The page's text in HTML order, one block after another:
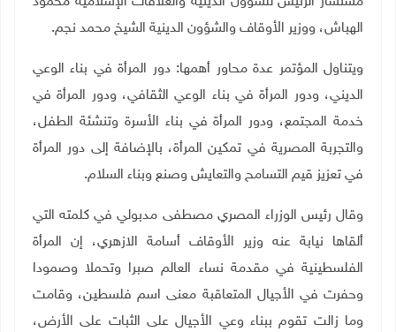
الهباش، ووزير الأوقاف والشؤون الدينية الشيخ محمد نجم.
ويتناول المؤتمر عدة محاور أهمها: دور المرأة في بناء الوعي
الديني، ودور المرأة في بناء الوعي الثقافي، ودور المرأة في
خدمة المجتمع، ودور المرأة في بناء الأسرة وتنشئة الطفل،
والتجربة المصرية في تمكين المرأة، بالإضافة إلى دور المرأة
في تعزيز قيم التسامح والتعايش وصنع وبناء السلام.
وقال رئيس الوزراء المصري مصطفى مدبولي في كلمته التي
ألقاها نيابة عنه وزير الأوقاف أسامة الازهري، إن المرأة
الفلسطينية في مقدمة نساء العالم صبرا وتحملا وصمودا
وحفرت في الأجيال المتعاقبة معنى اسم فلسطين، وقامت
وما زالت تقوم ببناء وعي الأجيال على الثبات على الأرض،